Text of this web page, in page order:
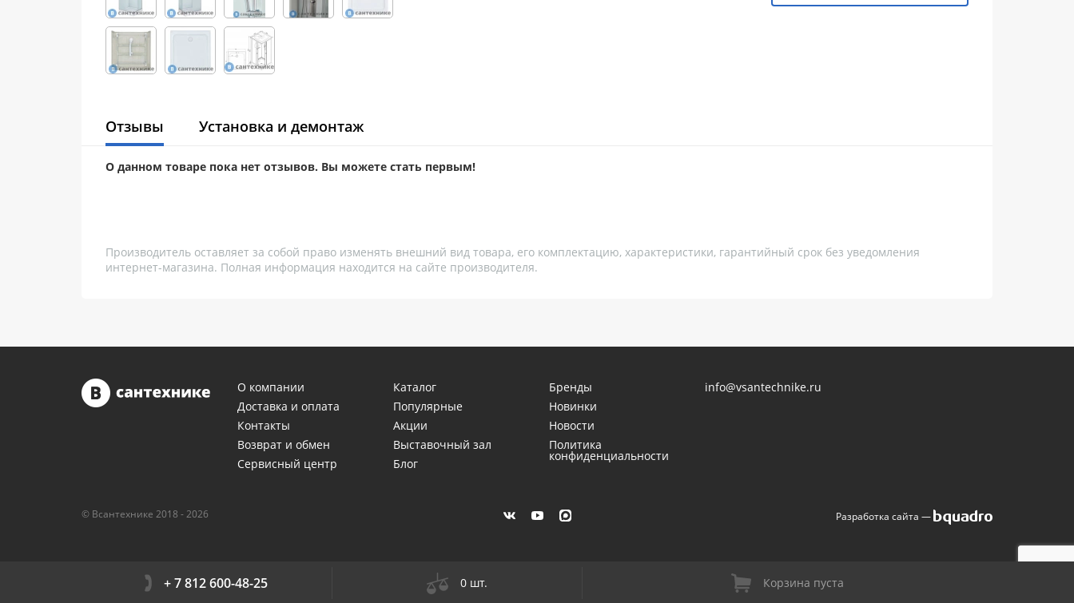
Отзывы Установка и демонтаж
О данном товаре пока нет отзывов. Вы можете стать первым!
Производитель оставляет за собой право изменять внешний вид товара, его комплектацию, характеристики, гарантийный срок без уведомления
интернет-магазина. Полная информация находится на сайте производителя.
+ 7 812 600-48-25 0 шт. Корзина пуста
О компании
Доставка и оплата
Контакты
Возврат и обмен
Сервисный центр
Каталог
Популярные
Акции
Выставочный зал
Блог
Бренды
Новинки
Новости
Политика
конфиденциальности
info@vsantechnike.ru
© Всантехнике 2018 - 2026 Разработка сайта —